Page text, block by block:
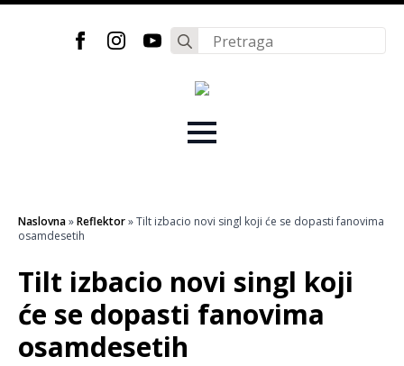
Search
for:
Naslovna»Reflektor»Tilt izbacio novi singl koji će se dopasti fanovima
osamdesetih
Tilt izbacio novi singl koji
će se dopasti fanovima
osamdesetih